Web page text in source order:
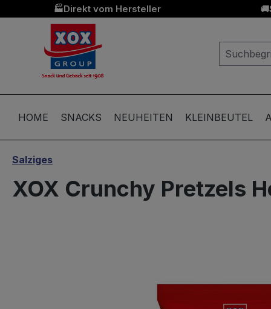
Zur Hauptnavigation springen
🏭Direkt vom Hersteller 🚚
HOME SNACKS NEUHEITEN KLEINBEUTEL
Salziges
XOX Crunchy Pretzels